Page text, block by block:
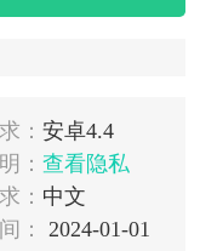
： 安卓4.4
： 查看隐私
： 中文
：
2024-01-01